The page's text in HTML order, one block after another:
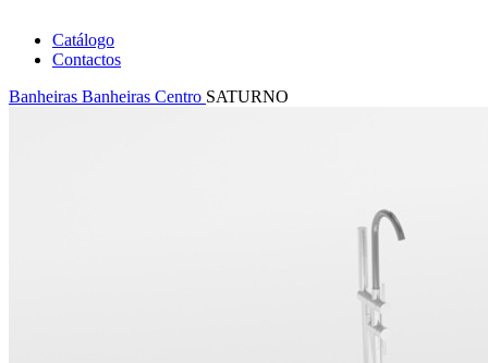
Catálogo
Contactos
Banheiras Banheiras Centro SATURNO